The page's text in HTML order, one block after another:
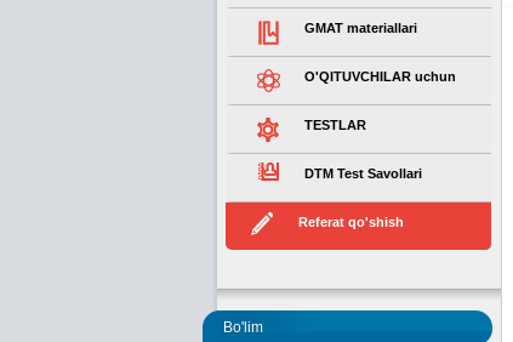
GMAT materiallari
O'QITUVCHILAR uchun
TESTLAR
DTM Test Savollari
Referat qo'shish
Bo'lim